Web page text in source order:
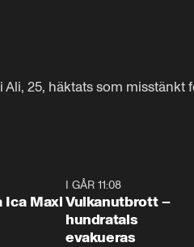
25, häktats som misstänkt
Ica Maxi
I GÅR 11:08
Vulkanutbrott –
hundratals
evakueras